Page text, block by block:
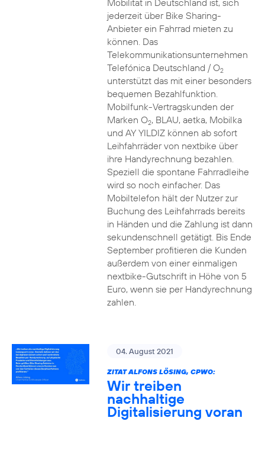
Mobilität in Deutschland ist, sich
jederzeit über Bike Sharing-
Anbieter ein Fahrrad mieten zu
können. Das
Telekommunikationsunternehmen
Telefónica Deutschland / O2
unterstützt das mit einer besonders
bequemen Bezahlfunktion.
Mobilfunk-Vertragskunden der
Marken O2, BLAU, aetka, Mobilka
und AY YILDIZ können ab sofort
Leihfahrräder von nextbike über
ihre Handyrechnung bezahlen.
Speziell die spontane Fahrradleihe
wird so noch einfacher. Das
Mobiltelefon hält der Nutzer zur
Buchung des Leihfahrrads bereits
in Händen und die Zahlung ist dann
sekundenschnell getätigt. Bis Ende
September profitieren die Kunden
außerdem von einer einmaligen
nextbike-Gutschrift in Höhe von 5
Euro, wenn sie per Handyrechnung
zahlen.
04. August 2021
ZITAT ALFONS LÖSING, CPWO:
Wir treiben
nachhaltige
Digitalisierung voran